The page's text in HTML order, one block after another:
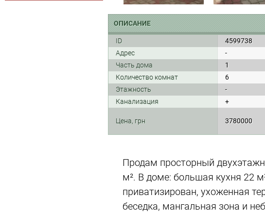
ОПИСАНИЕ
ID 4599738
Адрес
-
Часть дома
1
Количество комнат
6
Этажность
-
Канализация
+
Цена, грн 3780000
Продам просторный
м². В доме: большая кухня 22
приватизирован, ухоженная
беседка, мангальная зона и